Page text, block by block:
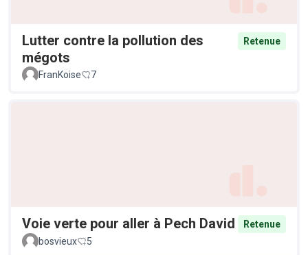
Lutter contre la pollution des
mégots
Retenue
FranKoise 7
Voie verte pour aller à Pech David
Retenue
bosvieux
5